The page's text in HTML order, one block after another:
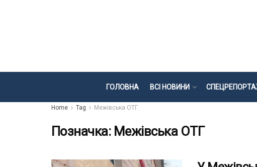
ГОЛОВНА ВСІ НОВИНИ
Home Tag Межівська ОТГ
Позначка: Межівська ОТГ